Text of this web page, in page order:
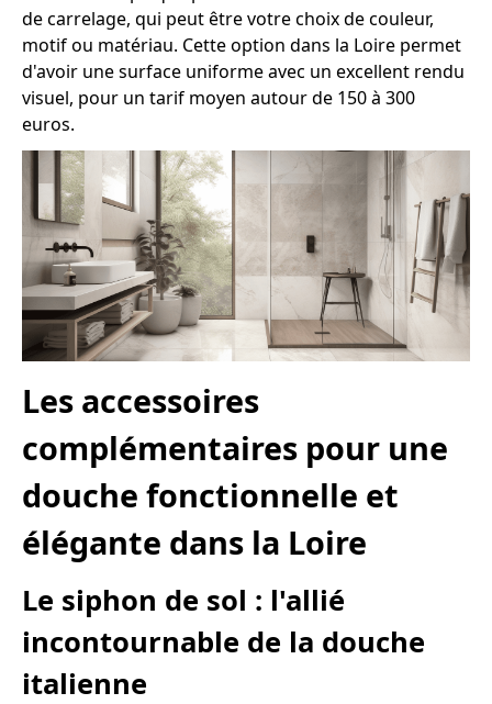
de carrelage, qui peut être votre choix de couleur,
motif ou matériau. Cette option dans la Loire permet
d'avoir une surface uniforme avec un excellent rendu
visuel, pour un tarif moyen autour de 150 à 300
euros.
Les accessoires
complémentaires pour une
douche fonctionnelle et
élégante dans la Loire
Le siphon de sol : l'allié
incontournable de la douche
italienne